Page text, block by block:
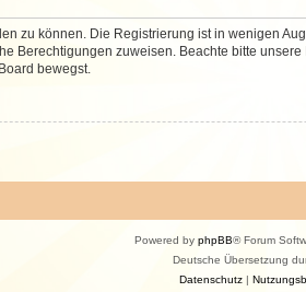
zu können. Die Registrierung ist in wenigen
Berechtigungen zuweisen. Beachte bitte
bewegst.
Powered by phpBB® Forum
Deutsche Übersetzung
Datenschutz|